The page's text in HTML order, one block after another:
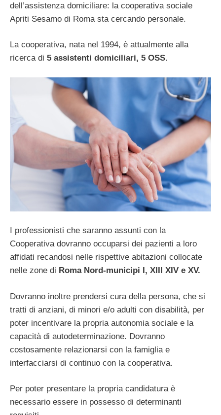
dell’assistenza domiciliare: la cooperativa sociale
Apriti Sesamo di Roma sta cercando personale.
La cooperativa, nata nel 1994, è attualmente alla
ricerca di 5 assistenti domiciliari, 5 OSS.
I professionisti che saranno assunti con la
Cooperativa dovranno occuparsi dei pazienti a loro
affidati recandosi nelle rispettive abitazioni collocate
nelle zone di Roma Nord-municipi I, XIII XIV e XV.
Dovranno inoltre prendersi cura della persona, che si
tratti di anziani, di minori e/o adulti con disabilità, per
poter incentivare la propria autonomia sociale e la
capacità di autodeterminazione. Dovranno
costosamente relazionarsi con la famiglia e
interfacciarsi di continuo con la cooperativa.
Per poter presentare la propria candidatura è
necessario essere in possesso di determinanti